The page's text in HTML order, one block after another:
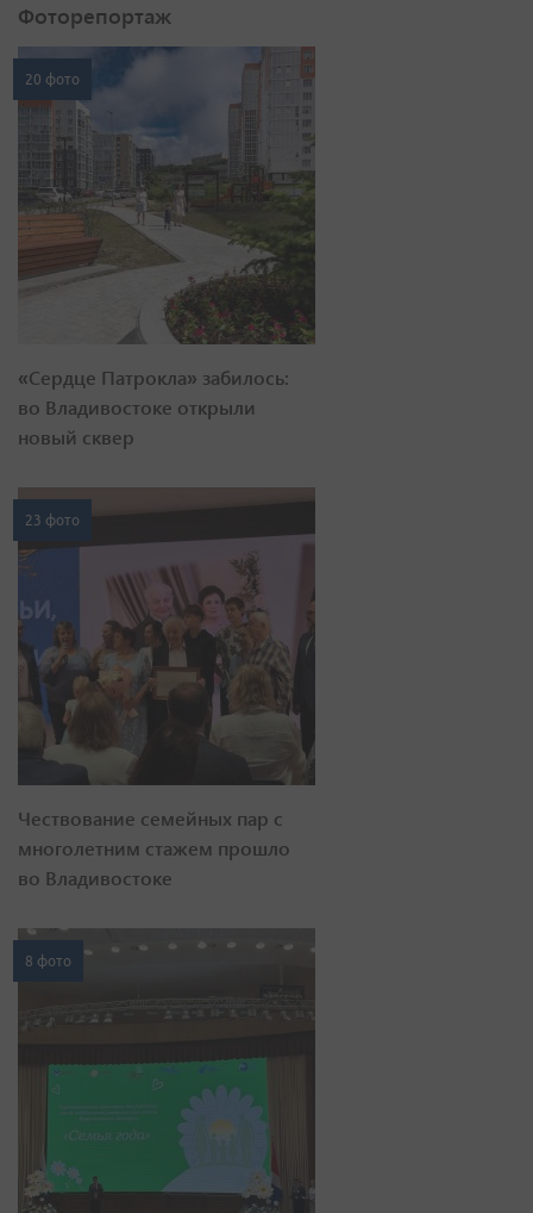
Фоторепортаж
20 фото
«Сердце Патрокла» забилось:
во Владивостоке открыли
новый сквер
23 фото
Чествование семейных пар с
многолетним стажем прошло
во Владивостоке
8 фото